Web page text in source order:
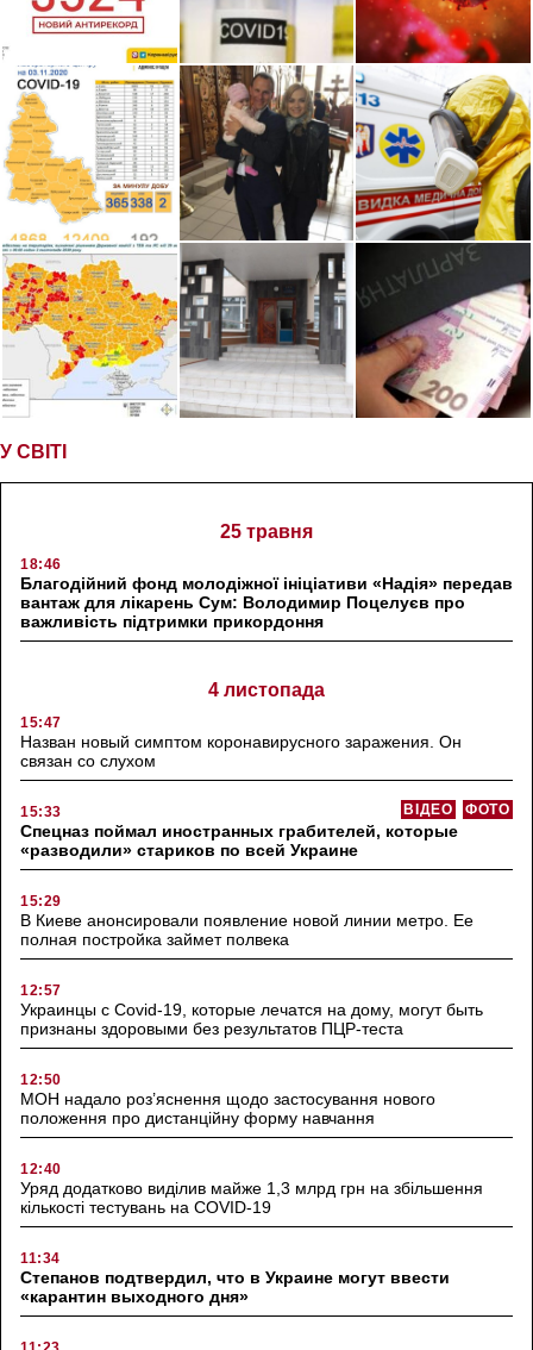
У СВІТІ
25 травня
18:46
Благодійний фонд молодіжної ініціативи «Надія» передав
вантаж для лікарень Сум: Володимир Поцелуєв про
важливість підтримки прикордоння
4 листопада
15:47
Назван новый симптом коронавирусного заражения. Он
связан со слухом
15:33 ФОТО
ВІДЕО
Спецназ поймал иностранных грабителей, которые
«разводили» стариков по всей Украине
15:29
В Киеве анонсировали появление новой линии метро. Ее
полная постройка займет полвека
12:57
Украинцы с Covid-19, которые лечатся на дому, могут быть
признаны здоровыми без результатов ПЦР-теста
12:50
МОН надало роз’яснення щодо застосування нового
положення про дистанційну форму навчання
12:40
Уряд додатково виділив майже 1,3 млрд грн на збільшення
кількості тестувань на COVID-19
11:34
Степанов подтвердил, что в Украине могут ввести
«карантин выходного дня»